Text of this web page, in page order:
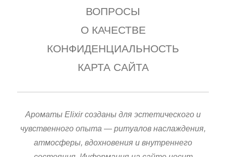
ВОПРОСЫ
О КАЧЕСТВЕ
КОНФИДЕНЦИАЛЬНОСТЬ
КАРТА САЙТА
Ароматы Elixir созданы для эстетического и
чувственного опыта — ритуалов наслаждения,
атмосферы, вдохновения и внутреннего